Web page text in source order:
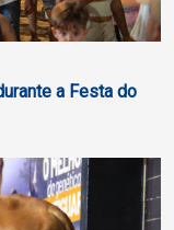
a Festa do